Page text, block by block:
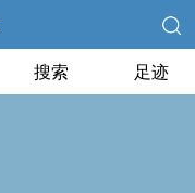
搜索 足迹